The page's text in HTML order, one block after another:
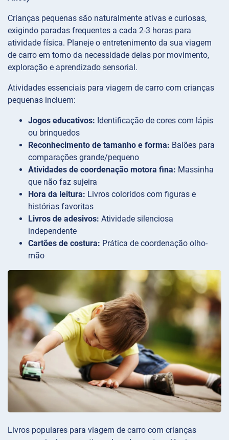
Crianças pequenas são naturalmente ativas e curiosas,
exigindo paradas frequentes a cada 2-3 horas para
atividade física. Planeje o entretenimento da sua viagem
de carro em torno da necessidade delas por movimento,
exploração e aprendizado sensorial.
Atividades essenciais para viagem de carro com crianças
pequenas incluem:
Jogos educativos: Identificação de cores com lápis
ou brinquedos
Reconhecimento de tamanho e forma: Balões para
comparações grande/pequeno
Atividades de coordenação motora fina: Massinha
que não faz sujeira
Hora da leitura: Livros coloridos com figuras e
histórias favoritas
Livros de adesivos: Atividade silenciosa
independente
Cartões de costura: Prática de coordenação olho-
mão
Livros populares para viagem de carro com crianças